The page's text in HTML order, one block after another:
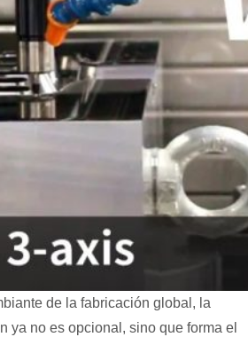
de la fabricación global, la
ya no es opcional, sino que forma el